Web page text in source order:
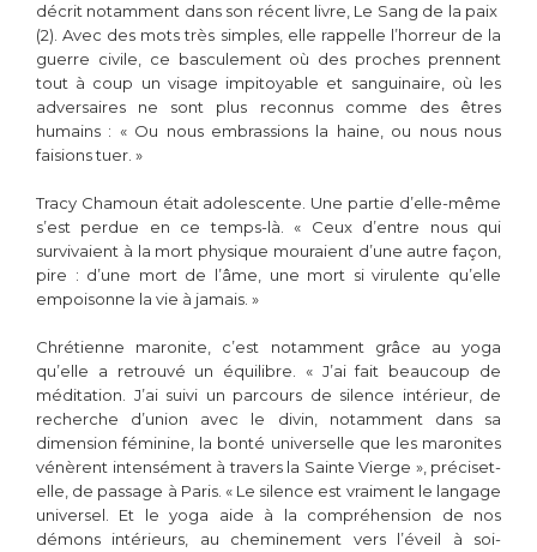
décrit notamment dans son récent livre, Le Sang de la paix
(2). Avec des mots très simples, elle rappelle l’horreur de la
guerre civile, ce basculement où des proches prennent
tout à coup un visage impitoyable et sanguinaire, où les
adversaires ne sont plus reconnus comme des êtres
humains : « Ou nous embrassions la haine, ou nous nous
faisions tuer. »
Tracy Chamoun était adolescente. Une partie d’elle-même
s’est perdue en ce temps-là. « Ceux d’entre nous qui
survivaient à la mort physique mouraient d’une autre façon,
pire : d’une mort de l’âme, une mort si virulente qu’elle
empoisonne la vie à jamais. »
Chrétienne maronite, c’est notamment grâce au yoga
qu’elle a retrouvé un équilibre. « J’ai fait beaucoup de
méditation. J’ai suivi un parcours de silence intérieur, de
recherche d’union avec le divin, notamment dans sa
dimension féminine, la bonté universelle que les maronites
vénèrent intensément à travers la Sainte Vierge », préciset-
elle, de passage à Paris. « Le silence est vraiment le langage
universel. Et le yoga aide à la compréhension de nos
démons intérieurs, au cheminement vers l’éveil à soi-